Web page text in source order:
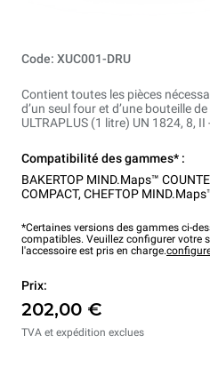
Code: XUC001-DRU
Contient toutes les pièces
d’un seul four et d’une bouteille
ULTRAPLUS (1 litre) UN 1824, 8,
Compatibilité des gammes* :
BAKERTOP MIND.Maps™
COMPACT, CHEFTOP
*Certaines versions des gammes ci-
compatibles. Veuillez configurer votre
l'accessoire est pris en charge.
Prix:
202,00 €
TVA et expédition exclues